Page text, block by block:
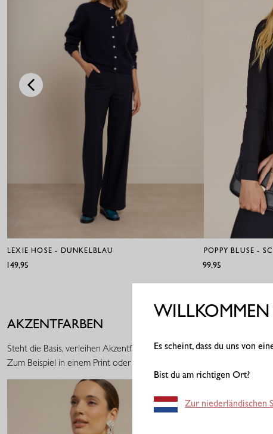
LEXIE HOSE - DUNKELBLAU
€149,95
POPPY BLUSE -
€99,95
AKZENTFARBEN
Steht die Basis, verleihen Akzentfarben deinem Look mehr
Zum Beispiel in einem Print oder einem Accessoire.
Es scheint, dass du uns von
Bist du am richtigen Ort?
Zur niederländischen